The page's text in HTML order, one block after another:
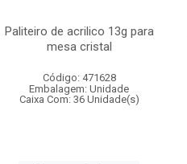
Paliteiro de acrilico 13g para
mesa cristal
Código: 471628
Embalagem: Unidade
Caixa Com: 36 Unidade(s)